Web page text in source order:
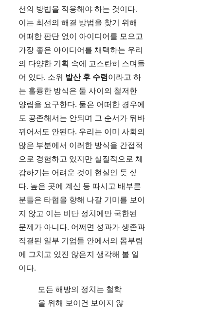
선의 방법을 적용해야 하는 것이다.
이는 최선의 해결 방법을 찾기 위해
어떠한 판단 없이 아이디어를 모으고
가장 좋은 아이디어를 채택하는 우리
의 다양한 기획 속에 고스란히 스며들
어 있다. 소위 발산 후 수렴 이라고 하
는 훌륭한 방식은 둘 사이의 철저한
양립을 요구한다. 둘은 어떠한 경우에
도 공존해서는 안되며 그 순서가 뒤바
뀌어서도 안된다. 우리는 이미 사회의
많은 부분에서 이러한 방식을 간접적
으로 경험하고 있지만 실질적으로 체
감하기는 어려운 것이 현실인 듯 싶
다. 높은 곳에 계신 등 따시고 배부른
분들은 타협을 향해 나갈 기미를 보이
지 않고 이는 비단 정치에만 국한된
문제가 아니다. 어쩌면 성과가 생존과
직결된 일부 기업들 안에서의 몸부림
에 그치고 있진 않은지 생각해 볼 일
이다.
모든 해방의 정치는 철학
을 위해 보이건 보이지 않